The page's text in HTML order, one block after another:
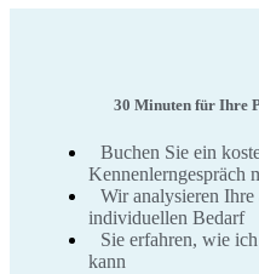
30 Minuten für Ihre
Buchen Sie ein
Kennenlerngespräch
Wir analysieren
individuellen Bedarf
Sie erfahren, wie
kann